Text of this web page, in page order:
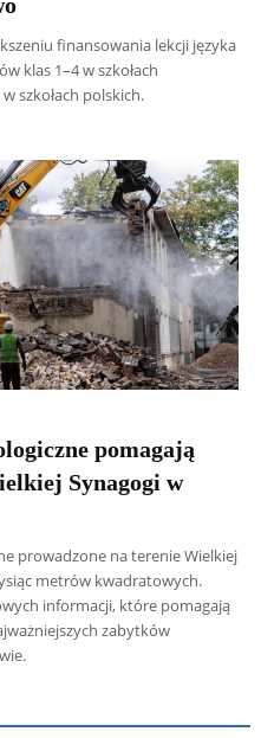
finansowania lekcji języka
klas 1–4 w szkołach
szkołach polskich.
pomagają
Synagogi w
prowadzone na terenie Wielkiej
metrów kwadratowych.
informacji, które pomagają
zabytków
Borowik
Antoni Radczenko
Artur Płokszto
Grzegorz Górny
SDB